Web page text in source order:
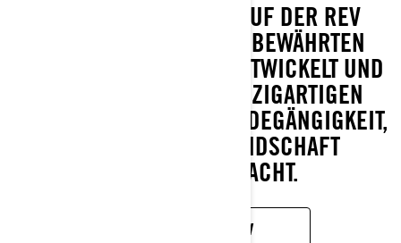
DAS TUNDRA WURDE AUF DER REV
GEN 5-PLATTFORM MIT BEWÄHRTEN
ROTAX-MOTOREN NEU ENTWICKELT UND
BIETET MIT SEINEN EINZIGARTIGEN
FUNKTIONEN EINE GELÄNDEGÄNGIGKEIT,
DIE JEDE WINTERLANDSCHAFT
ERREICHBAR MACHT.
MEHR ERFAHREN